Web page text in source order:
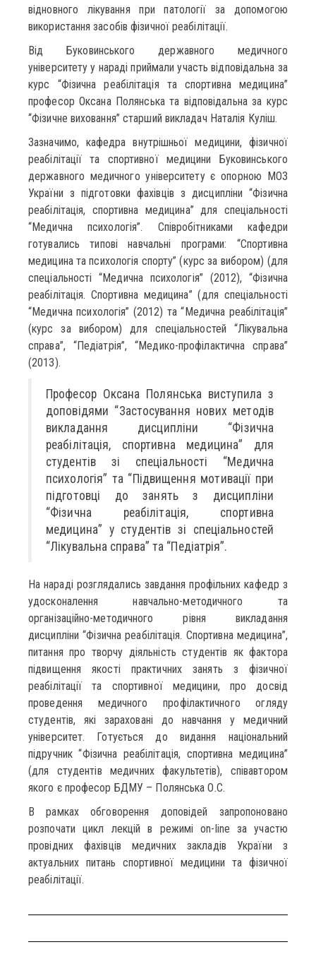
відновного лікування при патології за допомогою
використання засобів фізичної реабілітації.
Від Буковинського державного медичного
університету у нараді приймали участь відповідальна за
курс “Фізична реабілітація та спортивна медицина”
професор Оксана Полянська та відповідальна за курс
“Фізичне виховання” старший викладач Наталія Куліш.
Зазначимо, кафедра внутрішньої медицини, фізичної
реабілітації та спортивної медицини Буковинського
державного медичного університету є опорною МОЗ
України з підготовки фахівців з дисципліни “Фізична
реабілітація, спортивна медицина” для спеціальності
“Медична психологія”. Співробітниками кафедри
готувались типові навчальні програми: “Спортивна
медицина та психологія спорту” (курс за вибором) (для
спеціальності “Медична психологія” (2012), “Фізична
реабілітація. Спортивна медицина” (для спеціальності
“Медична психологія” (2012) та “Медична реабілітація”
(курс за вибором) для спеціальностей “Лікувальна
справа”, “Педіатрія”, “Медико-профілактична справа”
(2013).
Професор Оксана Полянська виступила з
доповідями “Застосування нових методів
викладання дисципліни “Фізична
реабілітація, спортивна медицина” для
студентів зі спеціальності “Медична
психологія” та “Підвищення мотивації при
підготовці до занять з дисципліни
“Фізична реабілітація, спортивна
медицина” у студентів зі спеціальностей
“Лікувальна справа” та “Педіатрія”.
На нараді розглядались завдання профільних кафедр з
удосконалення навчально-методичного та
організаційно-методичного рівня викладання
дисципліни “Фізична реабілітація. Спортивна медицина”,
питання про творчу діяльність студентів як фактора
підвищення якості практичних занять з фізичної
реабілітації та спортивної медицини, про досвід
проведення медичного профілактичного огляду
студентів, які зараховані до навчання у медичний
університет. Готується до видання національний
підручник “Фізична реабілітація, спортивна медицина”
(для студентів медичних факультетів), співавтором
якого є професор БДМУ – Полянська О.С.
В рамках обговорення доповідей запропоновано
розпочати цикл лекцій в режимі on-line за участю
провідних фахівців медичних закладів України з
актуальних питань спортивної медицини та фізичної
реабілітації.